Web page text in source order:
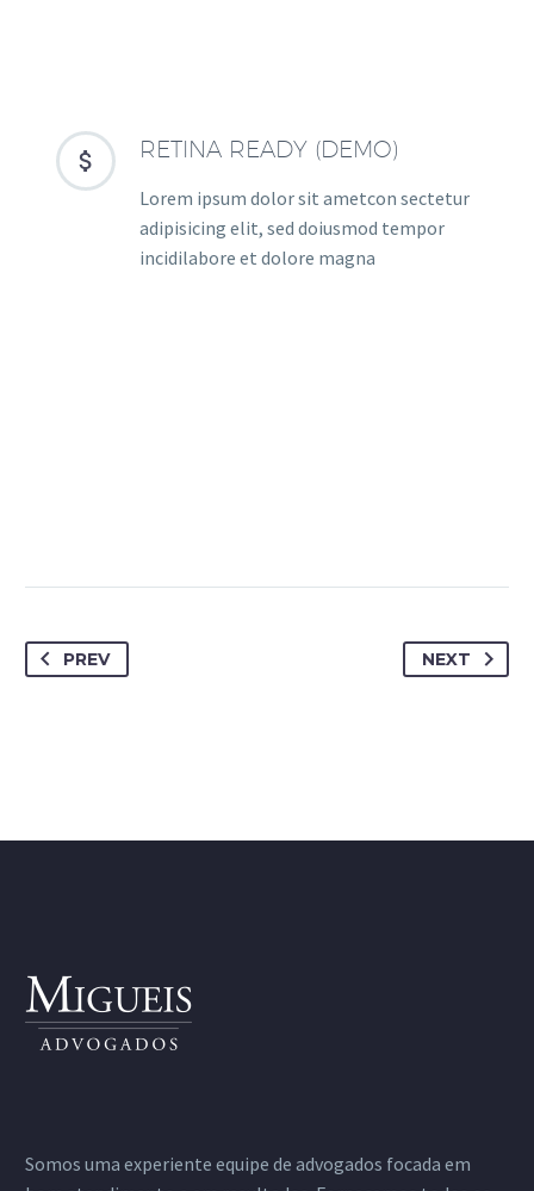

 RETINA READY (DEMO)
Lorem ipsum dolor sit ametcon sectetur
adipisicing elit, sed doiusmod tempor
incidilabore et dolore magna
PREV NEXT
Somos uma experiente equipe de advogados focada em